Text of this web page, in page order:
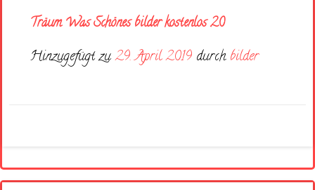
Träum Was Schönes bilder kostenlos 20
Hinzugefügt zu29. April 2019 durch bilder